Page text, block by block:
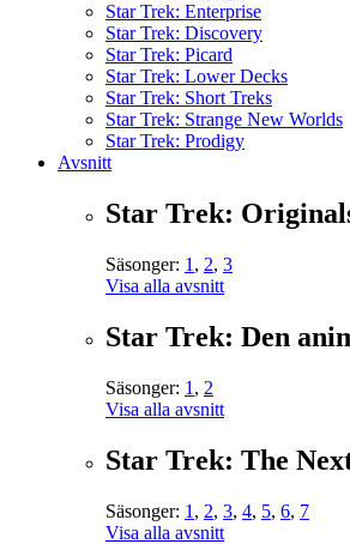
Star Trek: Enterprise
Star Trek: Discovery
Star Trek: Picard
Star Trek: Lower Decks
Star Trek: Short Treks
Star Trek: Strange New Worlds
Star Trek: Prodigy
Avsnitt
Star Trek:
Säsonger: 1 , 2, 3
Visa alla avsnitt
Star Trek: Den
Säsonger: 1 , 2
Visa alla avsnitt
Star Trek: The
Säsonger: 1 , 2, 3, 4, 5, 6, 7
Visa alla avsnitt